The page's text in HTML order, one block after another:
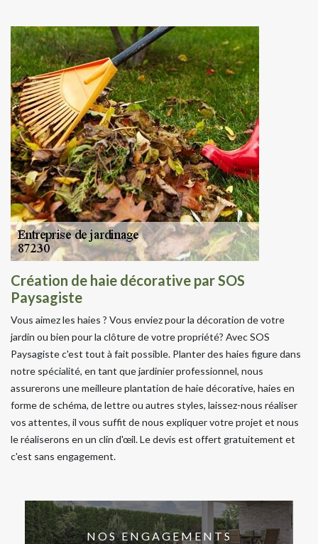
Création de haie décorative par SOS
Paysagiste
Vous aimez les haies ? Vous enviez pour la décoration de votre
jardin ou bien pour la clôture de votre propriété? Avec SOS
Paysagiste c'est tout à fait possible. Planter des haies figure dans
notre spécialité, en tant que jardinier professionnel, nous
assurerons une meilleure plantation de haie décorative, haies en
forme de schéma, de lettre ou autres styles, laissez-nous réaliser
vos attentes, il vous suffit de nous expliquer votre projet et nous
le réaliserons en un clin d'œil. Le devis est offert gratuitement et
c'est sans engagement.
NOS ENGAGEMENTS